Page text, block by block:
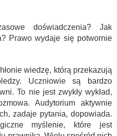
doświadczenia? Jak
Prawo wydaje się potwornie
wiedzę, którą przekazują
Uczniowie są bardzo
To nie jest zwykły wykład,
Audytorium aktywnie
zadaje pytania, dopowiada.
myślenie, które jest